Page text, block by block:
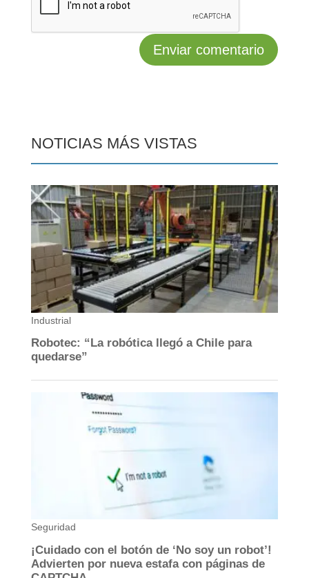
NOTICIAS MÁS VISTAS